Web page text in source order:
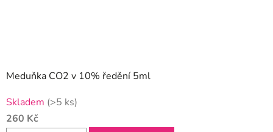
Meduňka CO2 v 10% ředění 5ml
hodnocení
produktu
Skladem (>5 ks)
260 Kč